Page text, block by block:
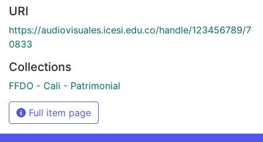
URI
https://audiovisuales.icesi.edu.co/handle/123456789/7
0833
Collections
FFDO - Cali - Patrimonial
Full item page